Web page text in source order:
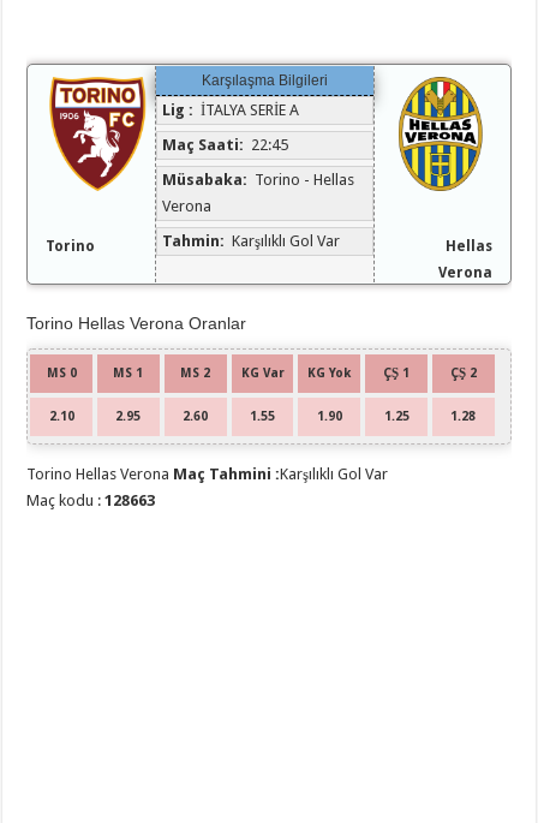
Torino
Karşılaşma Bilgileri
Lig : İTALYA SERİE A
Maç Saati: 22:45
Müsabaka: Torino - Hellas
Verona
Tahmin: Karşılıklı Gol Var
Hellas
Verona
Torino Hellas Verona Oranlar
MS 0 MS 1 MS 2 KG Var KG Yok ÇŞ 1 ÇŞ 2
2.10 2.95 2.60 1.55 1.90 1.25 1.28
Torino Hellas Verona Maç Tahmini :Karşılıklı Gol Var
Maç kodu :128663